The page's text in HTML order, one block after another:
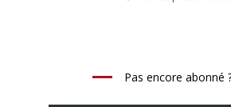
Pas encore abonné